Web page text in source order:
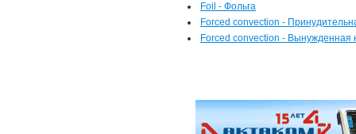
Foil - Фольга
Forced convection -
Forced convection - Вынужденная